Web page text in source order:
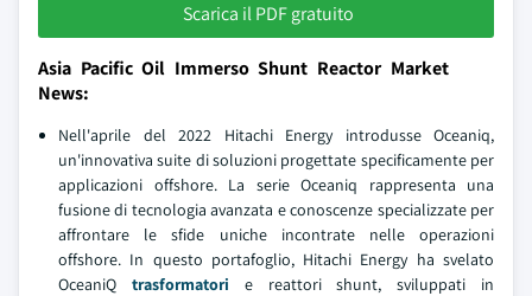
Scarica il PDF gratuito
Asia Pacific Oil Immerso Shunt Reactor Market
News:
Nell'aprile del 2022 Hitachi Energy introdusse Oceaniq,
un'innovativa suite di soluzioni progettate specificamente per
applicazioni offshore. La serie Oceaniq rappresenta una
fusione di tecnologia avanzata e conoscenze specializzate per
affrontare le sfide uniche incontrate nelle operazioni
offshore. In questo portafoglio, Hitachi Energy ha svelato
OceaniQ trasformatori e reattori shunt, sviluppati in